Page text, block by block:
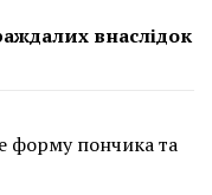
внаслідок
форму пончика та